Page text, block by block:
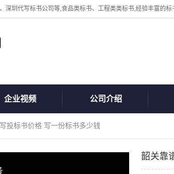
企业视频 公司介绍
投标书价格 写一份标书多少钱
韶关靠